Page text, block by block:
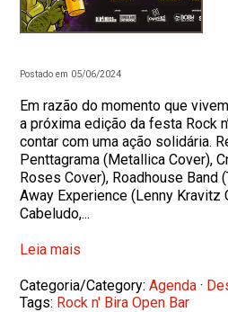
Postado em 05/06/2024
Em razão do momento que
a próxima edição da festa Rock
contar com uma ação solidária.
Penttagrama (Metallica Cover),
Roses Cover), Roadhouse Band
Away Experience (Lenny Kravitz
Cabeludo,...
Leia mais
Categoria/Category:Agenda ·
Tags: Rock n' Bira Open Bar